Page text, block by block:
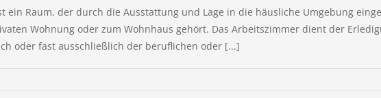
ein Raum, der durch die Ausstattung und Lage in die häusliche Umgebung
Wohnung oder zum Wohnhaus gehört. Das Arbeitszimmer dient der
oder fast ausschließlich der beruflichen oder [...]